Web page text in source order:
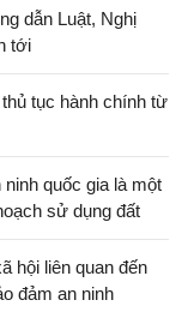
dẫn Luật, Nghị
tới
tục hành chính từ
quốc gia là một
sử dụng đất
hội liên quan đến
đảm an ninh